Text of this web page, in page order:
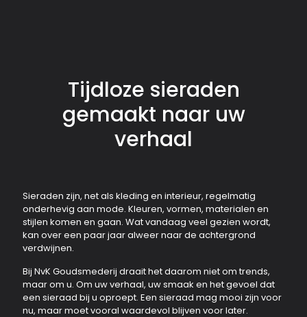
Tijdloze sieraden
gemaakt naar uw
verhaal
Sieraden zijn, net als kleding en interieur, regelmatig
onderhevig aan mode. Kleuren, vormen, materialen en
stijlen komen en gaan. Wat vandaag veel gezien wordt,
kan over een paar jaar alweer naar de achtergrond
verdwijnen.
Bij NvK Goudsmederij draait het daarom niet om trends,
maar om u. Om uw verhaal, uw smaak en het gevoel dat
een sieraad bij u oproept. Een sieraad mag mooi zijn voor
nu, maar moet vooral waardevol blijven voor later.